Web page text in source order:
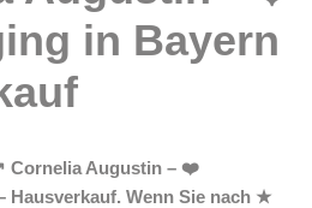
Cornelia Augustin – ❤️
Hausverkauf. Wenn Sie nach ★